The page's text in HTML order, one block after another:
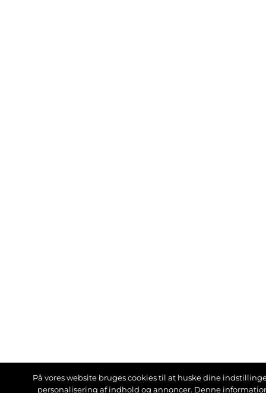
På vores website bruges cookies til at huske dine
personalisering af indhold og annoncer. Denne